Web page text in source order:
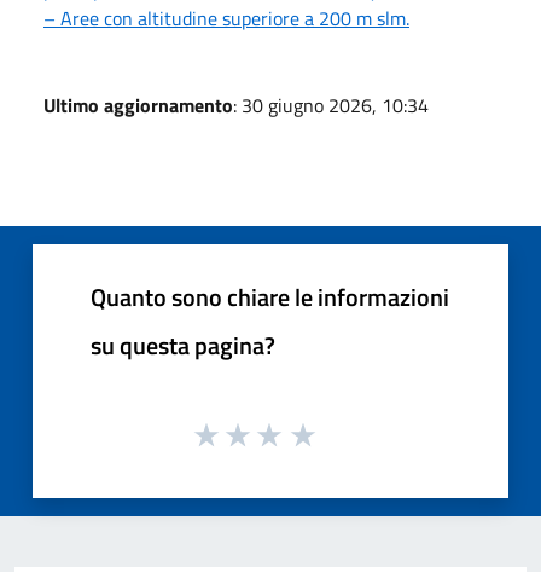
– Aree con altitudine superiore a 200 m slm.
Ultimo aggiornamento: 30 giugno 2026, 10:34
Quanto sono chiare le informazioni
su questa pagina?